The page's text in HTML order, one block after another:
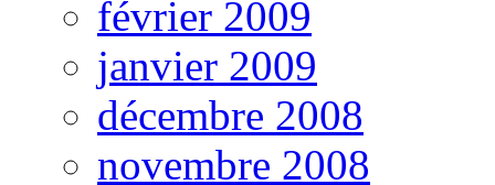
février 2009
janvier 2009
décembre 2008
novembre 2008